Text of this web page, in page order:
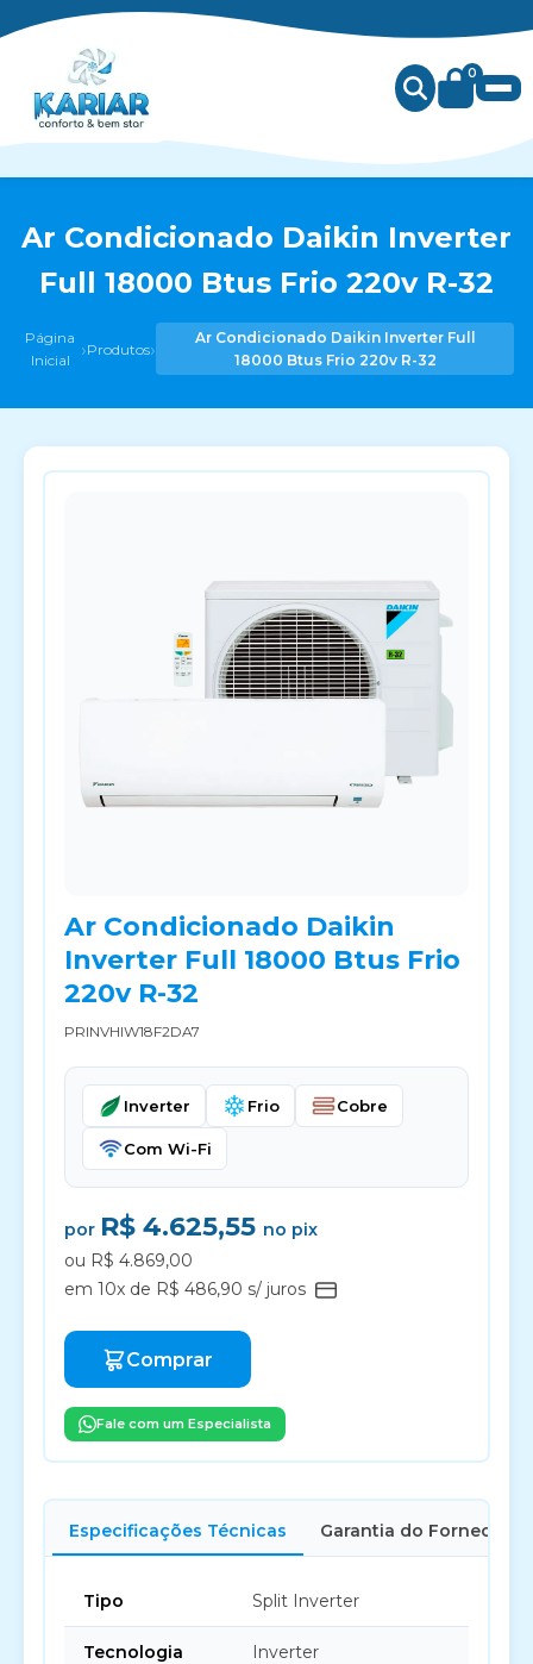
0
Ar Condicionado Daikin Inverter
Full 18000 Btus Frio 220v R-32
Página
Inicial
›Produtos›
Ar Condicionado Daikin Inverter Full
18000 Btus Frio 220v R-32
Ar Condicionado Daikin
Inverter Full 18000 Btus Frio
220v R-32
PRINVHIW18F2DA7
Inverter Frio Cobre
Com Wi-Fi
por R$ 4.625,55 no pix
ou R$ 4.869,00
em 10x de R$ 486,90 s/ juros
Comprar
Fale com um Especialista
Especificações Técnicas Garantia do Fornecedor
Tipo Split Inverter
Tecnologia Inverter